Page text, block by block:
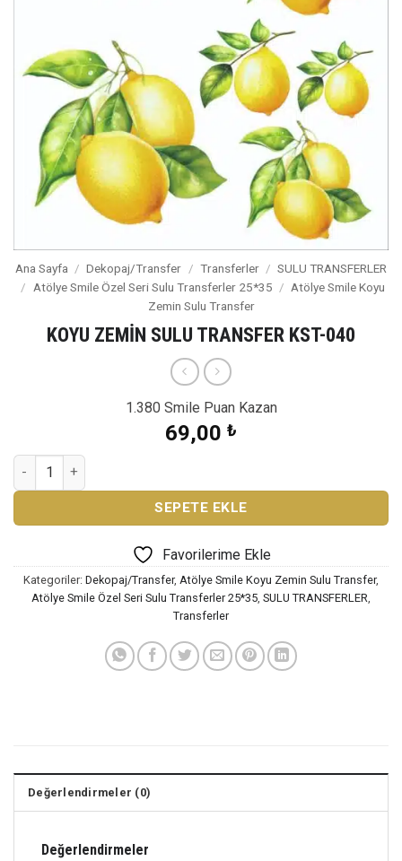
Ana Sayfa / Dekopaj/Transfer / Transferler / SULU TRANSFERLER
/
Atölye Smile Özel Seri Sulu Transferler 25*35 / Atölye Smile Koyu
Zemin Sulu Transfer
KOYU ZEMİN SULU TRANSFER KST-040
1.380 Smile Puan Kazan
69,00 ₺
KOYU ZEMİN SULU TRANSFER KST-040 adet
SEPETE EKLE
Favorilerime Ekle
Kategoriler: Dekopaj/Transfer, Atölye Smile Koyu Zemin Sulu Transfer,
Atölye Smile Özel Seri Sulu Transferler 25*35, SULU TRANSFERLER,
Transferler
Değerlendirmeler (0)
Değerlendirmeler